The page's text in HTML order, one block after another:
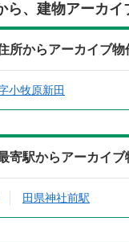
ら、建物アーカイ
所からアーカイブ
小牧原新田
寄駅からアーカイ
田県神社前駅